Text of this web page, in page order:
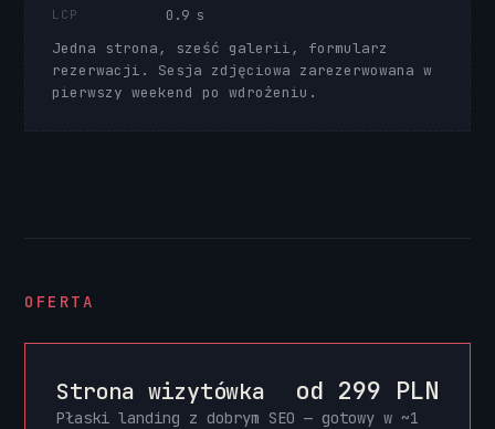
LCP 0.9 s
Jedna strona, sześć galerii, formularz
rezerwacji. Sesja zdjęciowa zarezerwowana w
pierwszy weekend po wdrożeniu.
OFERTA
Strona wizytówka od 299 PLN
Płaski landing z dobrym SEO — gotowy w ~1